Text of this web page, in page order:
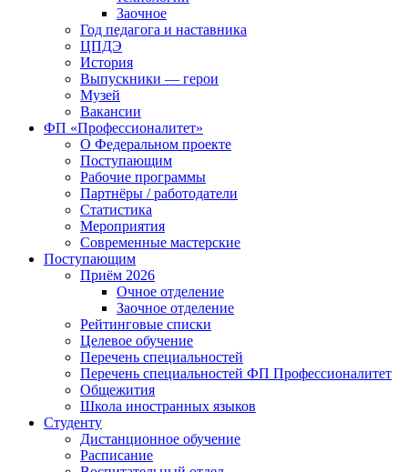
Заочное
Год педагога и наставника
ЦПДЭ
История
Выпускники — герои
Музей
Вакансии
ФП «Профессионалитет»
О Федеральном проекте
Поступающим
Рабочие программы
Партнёры / работодатели
Статистика
Мероприятия
Современные мастерские
Поступающим
Приём 2026
Очное отделение
Заочное отделение
Рейтинговые списки
Целевое обучение
Перечень специальностей
Перечень специальностей ФП Профессионалитет
Общежития
Школа иностранных языков
Студенту
Дистанционное обучение
Расписание